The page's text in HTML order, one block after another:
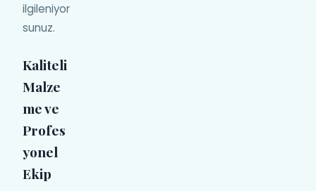
ilgileniyor
sunuz.
Kaliteli
Malze
me ve
Profes
yonel
Ekip